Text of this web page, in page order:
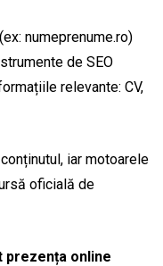
numeprenume.ro)
de SEO
relevante: CV,
iar motoarele
oficială de
prezența online